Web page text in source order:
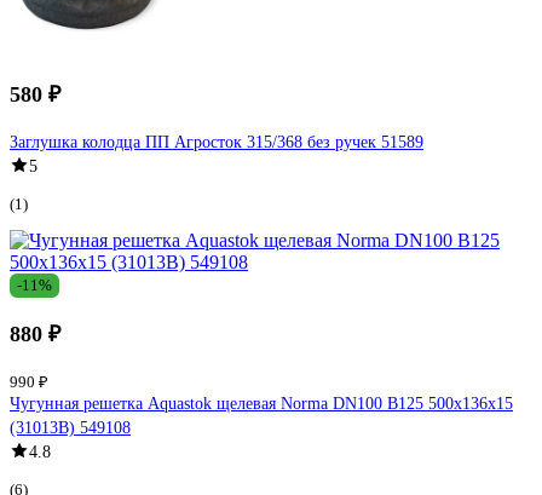
580 ₽
Заглушка колодца ПП Агросток 315/368 без ручек 51589
5
(1)
-11%
880 ₽
990 ₽
Чугунная решетка Aquastok щелевая Norma DN100 B125 500x136x15
(31013B) 549108
4.8
(6)